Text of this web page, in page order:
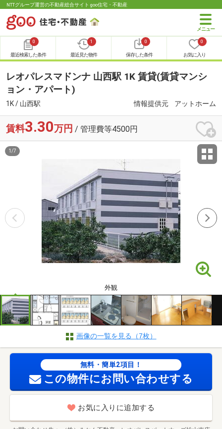
NTTグループ運営の不動産総合サイト goo住宅・不動産
0
最近検索した条件
1
最近見た物件
0
保存した条件
0
お気に入り
レオパレスマドンナ 山西駅 1K 賃貸(賃貸マンシ
ョン・アパート)
1K / 山西駅 情報提供元 アットホーム
賃料3.30万円 / 管理費等4500円
外観
1 /7
画像の一覧を見る（7枚）
無料・簡単2項目！
この物件にお問い合わせする
お気に入りに追加する